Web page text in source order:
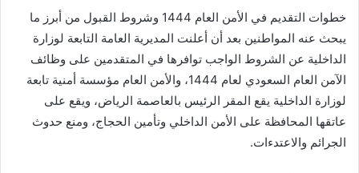
خطوات التقديم في الأمن العام 1444 وشروط القبول من أبرز ما
يبحث عنه المواطنين بعد أن أعلنت المديرية العامة التابعة لوزارة
الداخلية عن الشروط الواجب توافرها في المتقدمين على وظائف
الآمن العام السعودي لعام 1444، والأمن العام مؤسسة أمنية تابعة
لوزارة الداخلية يقع المقر الرئيس بالعاصمة الرياض، ويقع على
عاتقها المحافظة على الأمن الداخلي وتأمين الحجاج، ومنع حدوث
الجرائم والاعتدءات.